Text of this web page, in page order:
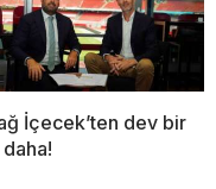
İçecek’ten dev bir